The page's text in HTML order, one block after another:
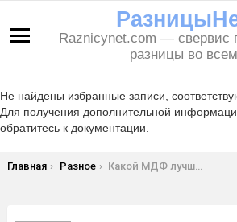
Raznicynet.com — свервис
разницы во всем
Не найдены избранные записи,
Для получения дополнительной
обратитесь к документации.
Вы здесь:
Главная Разное Какой МДФ лучше использовать крашеный или пленочный